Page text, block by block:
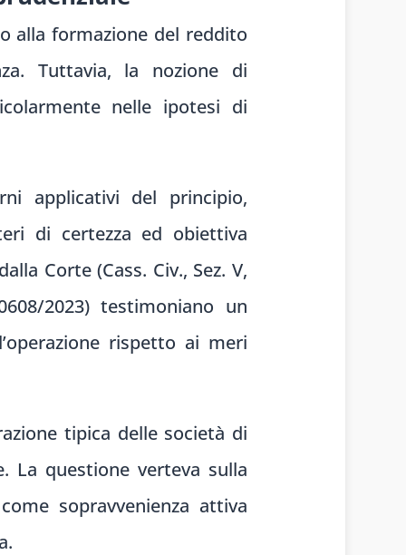
alla formazione del reddito
Tuttavia, la nozione di
nelle ipotesi di
applicativi del principio,
di certezza ed obiettiva
Corte (Cass. Civ., Sez. V,
2023) testimoniano un
rispetto ai meri
tipica delle società di
La questione verteva sulla
sopravvenienza attiva